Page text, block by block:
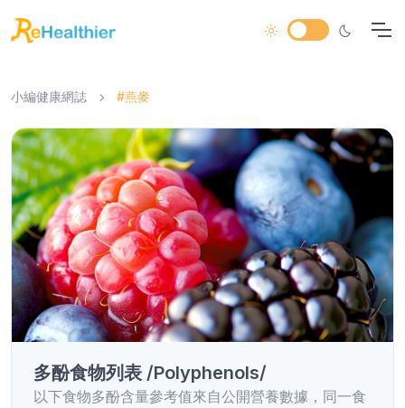
小編健康網誌 #燕麥
多酚食物列表 /Polyphenols/
以下食物多酚含量參考值來自公開營養數據，同一食